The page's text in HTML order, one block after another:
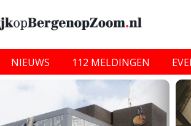
NIEUWS 112 MELDINGEN